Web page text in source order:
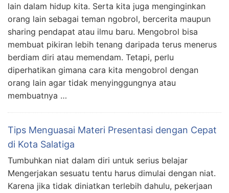
lain dalam hidup kita. Serta kita juga menginginkan
orang lain sebagai teman ngobrol, bercerita maupun
sharing pendapat atau ilmu baru. Mengobrol bisa
membuat pikiran lebih tenang daripada terus menerus
berdiam diri atau memendam. Tetapi, perlu
diperhatikan gimana cara kita mengobrol dengan
orang lain agar tidak menyinggungnya atau
membuatnya …
Tips Menguasai Materi Presentasi dengan Cepat
di Kota Salatiga
Tumbuhkan niat dalam diri untuk serius belajar
Mengerjakan sesuatu tentu harus dimulai dengan niat.
Karena jika tidak diniatkan terlebih dahulu, pekerjaan